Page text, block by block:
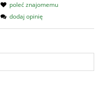
poleć znajomemu
dodaj opinię
płatności